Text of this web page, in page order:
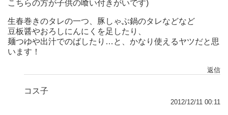
こちらの方が子供の喰い付きがいです)
生春巻きのタレの一つ、豚しゃぶ鍋のタレなどなど
豆板醤やおろしにんにくを足したり、
麺つゆや出汁でのばしたり…と、かなり使えるヤツだと思
います！
返信
コス子
2012/12/11 00:11